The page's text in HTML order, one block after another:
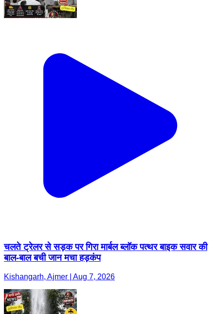
चलते ट्रेलर से सड़क पर गिरा मार्बल ब्लॉक पत्थर बाइक सवार की
बाल-बाल बची जान मचा हड़कंप
Kishangarh, Ajmer | Aug 7, 2026